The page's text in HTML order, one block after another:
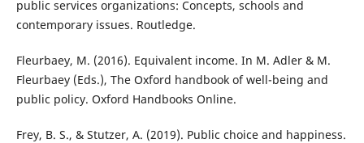
public services organizations: Concepts, schools and
contemporary issues. Routledge.
Fleurbaey, M. (2016). Equivalent income. In M. Adler & M.
Fleurbaey (Eds.), The Oxford handbook of well-being and
public policy. Oxford Handbooks Online.
Frey, B. S., & Stutzer, A. (2019). Public choice and happiness.